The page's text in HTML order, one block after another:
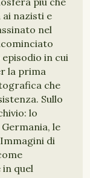
nazisti e
nel
in cui
la prima
che
Sullo
lo
le
di
quel